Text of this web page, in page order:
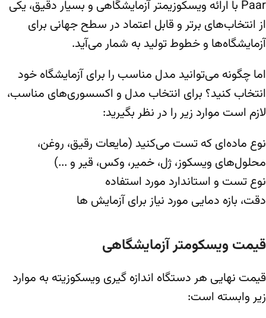
Paar با ارائه ویسکوزیمتر آزمایشگاهی و بسیار دقیق، یکی
از انتخاب‌های برتر و قابل اعتماد در سطح جهانی برای
آزمایشگاه‌ها و خطوط تولید به شمار می‌آید.
اما چگونه می‌توانید مدل مناسب را برای آزمایشگاه خود
انتخاب کنید؟ برای انتخاب مدل و اکسسوری‌های مناسب،
لازم است موارد زیر را در نظر بگیرید:
نوع ماده‌ای که تست می‌کنید (مایعات رقیق، روغن،
محلول‌های ویسکوز، ژل، خمیر، وکس، قیر و ...)
نوع تست و استاندارد مورد استفاده
دقت، بازه دمایی مورد نیاز برای آزمایش‌ ها
قیمت ویسکومتر آزمایشگاهی
قیمت نهایی هردستگاه اندازه گیری ویسکوزیته به موارد
زیر وابسته است: